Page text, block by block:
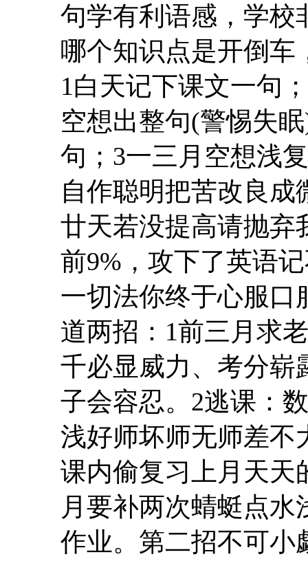
句学有利语感，学校
哪个知识点是开倒车
1白天记下课文一句
空想出整句(警惕失
句；3一三月空想浅
自作聪明把苦改良
廿天若没提高请抛弃
前9%，攻下了英语
一切法你终于心服口
道两招：1前三月求
千必显威力、考分崭
子会容忍。2逃课：
浅好师坏师无师差不
课内偷复习上月天天
月要补两次蜻蜓点
作业。第二招不可小